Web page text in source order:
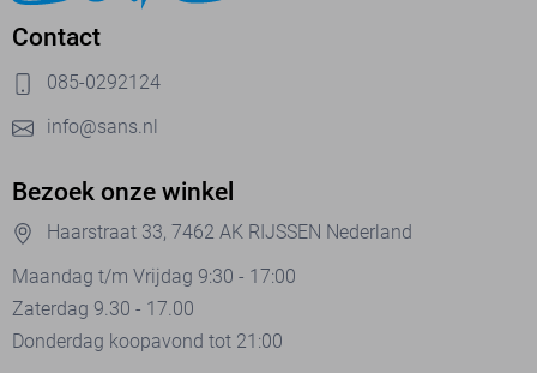
Contact
085-0292124
info@sans.nl
Bezoek onze winkel
Haarstraat 33, 7462 AK RIJSSEN Nederland
Maandag t/m Vrijdag 9:30 - 17:00
Zaterdag 9.30 - 17.00
Donderdag koopavond tot 21:00